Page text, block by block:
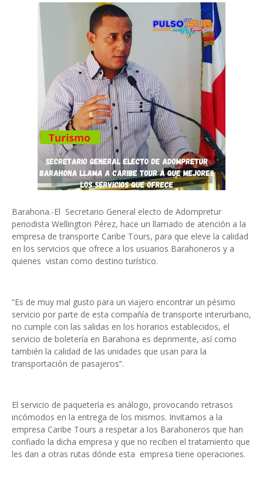
Barahona.-El Secretario General electo de Adompretur
periodista Wellington Pérez, hace un llamado de atención a la
empresa de transporte Caribe Tours, para que eleve la calidad
en los servicios que ofrece a los usuarios Barahoneros y a
quienes vistan como destino turístico.
“Es de muy mal gusto para un viajero encontrar un pésimo
servicio por parte de esta compañía de transporte interurbano,
no cumple con las salidas en los horarios establecidos, el
servicio de boletería en Barahona es deprimente, así como
también la calidad de las unidades que usan para la
transportación de pasajeros”.
El servicio de paquetería es análogo, provocando retrasos
incómodos en la entrega de los mismos. Invitamos a la
empresa Caribe Tours a respetar a los Barahoneros que han
confiado la dicha empresa y que no reciben el tratamiento que
les dan a otras rutas dónde esta empresa tiene operaciones.